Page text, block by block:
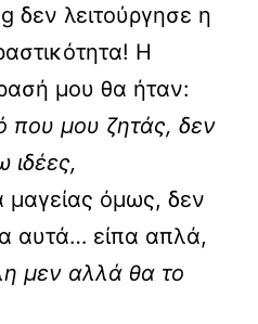
δεν λειτούργησε η
Η
μου θα ήταν:
που μου ζητάς, δεν
ιδέες,
μαγείας όμως, δεν
αυτά… είπα απλά,
μεν αλλά θα το